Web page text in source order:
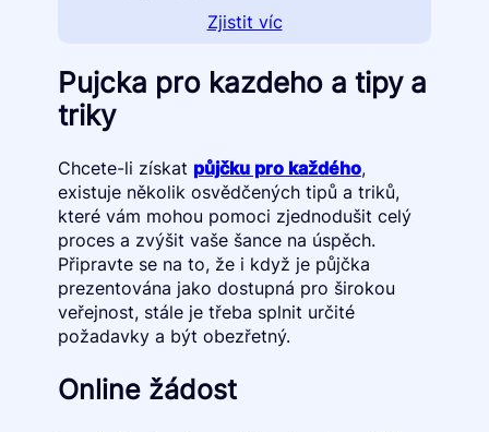
Zjistit víc
Pujcka pro kazdeho a tipy a
triky
Chcete-li získat půjčku pro každého,
existuje několik osvědčených tipů a triků,
které vám mohou pomoci zjednodušit celý
proces a zvýšit vaše šance na úspěch.
Připravte se na to, že i když je půjčka
prezentována jako dostupná pro širokou
veřejnost, stále je třeba splnit určité
požadavky a být obezřetný.
Online žádost